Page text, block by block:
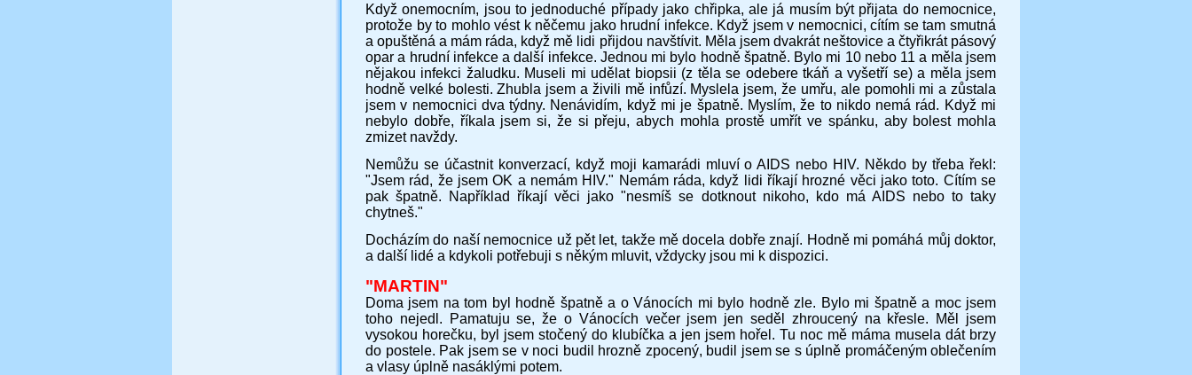
Když onemocním, jsou to jednoduché případy jako chřipka, ale já musím být přijata do nemocnice,
protože by to mohlo vést k něčemu jako hrudní infekce. Když jsem v nemocnici, cítím se tam smutná
a opuštěná a mám ráda, když mě lidi přijdou navštívit. Měla jsem dvakrát neštovice a čtyřikrát pásový
opar a hrudní infekce a další infekce. Jednou mi bylo hodně špatně. Bylo mi 10 nebo 11 a měla jsem
nějakou infekci žaludku. Museli mi udělat biopsii (z těla se odebere tkáň a vyšetří se) a měla jsem
hodně velké bolesti. Zhubla jsem a živili mě infůzí. Myslela jsem, že umřu, ale pomohli mi a zůstala
jsem v nemocnici dva týdny. Nenávidím, když mi je špatně. Myslím, že to nikdo nemá rád. Když mi
nebylo dobře, říkala jsem si, že si přeju, abych mohla prostě umřít ve spánku, aby bolest mohla
zmizet navždy.
Nemůžu se účastnit konverzací, když moji kamarádi mluví o AIDS nebo HIV. Někdo by třeba řekl:
"Jsem rád, že jsem OK a nemám HIV." Nemám ráda, když lidi říkají hrozné věci jako toto. Cítím se
pak špatně. Například říkají věci jako "nesmíš se dotknout nikoho, kdo má AIDS nebo to taky
chytneš."
Docházím do naší nemocnice už pět let, takže mě docela dobře znají. Hodně mi pomáhá můj doktor,
a další lidé a kdykoli potřebuji s někým mluvit, vždycky jsou mi k dispozici.
"MARTIN"
Doma jsem na tom byl hodně špatně a o Vánocích mi bylo hodně zle. Bylo mi špatně a moc jsem
toho nejedl. Pamatuju se, že o Vánocích večer jsem jen seděl zhroucený na křesle. Měl jsem
vysokou horečku, byl jsem stočený do klubíčka a jen jsem hořel. Tu noc mě máma musela dát brzy
do postele. Pak jsem se v noci budil hrozně zpocený, budil jsem se s úplně promáčeným oblečením
a vlasy úplně nasáklými potem.